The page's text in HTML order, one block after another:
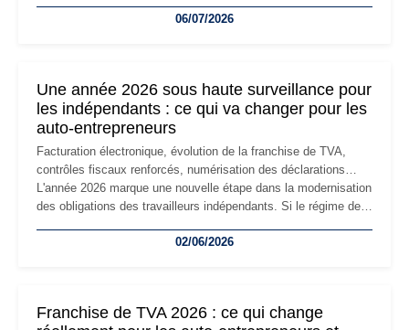
professionnels, recrutement, image de marque… Le
06/07/2026
Une année 2026 sous haute surveillance pour
les indépendants : ce qui va changer pour les
auto-entrepreneurs
Facturation électronique, évolution de la franchise de TVA,
contrôles fiscaux renforcés, numérisation des déclarations…
L'année 2026 marque une nouvelle étape dans la modernisation
des obligations des travailleurs indépendants. Si le régime de
les auto-entrepreneurs devront s'adapter à un environnement
02/06/2026
Franchise de TVA 2026 : ce qui change